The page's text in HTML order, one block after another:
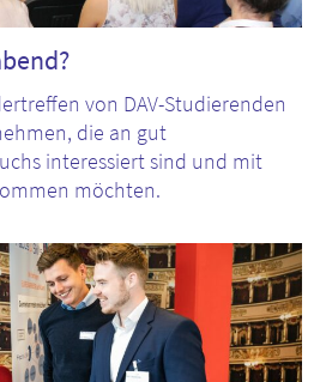
von DAV-Studierenden
die an gut
interessiert sind und mit
möchten.